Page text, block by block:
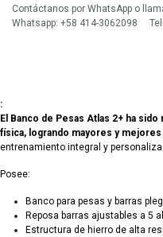
Contáctanos por WhatsApp o
Whatsapp: +58 414-3062098
:
El Banco de Pesas Atlas 2+ ha
física, logrando mayores y mejores
entrenamiento integral y
Posee:
Banco para pesas y barras
Reposa barras ajustables a 5
Estructura de hierro de alta